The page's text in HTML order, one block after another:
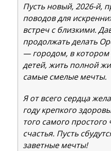
Пусть новый, 2026-й,
поводов для
встреч с близкими.
продолжать делать
— городом, в котором
детей, жить полной
самые смелые мечты.
Я от всего сердца
году крепкого
того самого простого
счастья. Пусть
заветные мечты!